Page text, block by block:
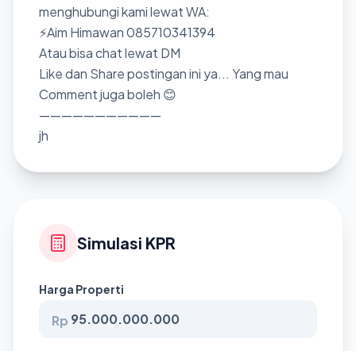
menghubungi kami lewat WA:
⚡Aim Himawan 085710341394
Atau bisa chat lewat DM
Like dan Share postingan ini ya... Yang mau
Comment juga boleh 😊
———————————
jh
Simulasi KPR
Harga Properti
Rp